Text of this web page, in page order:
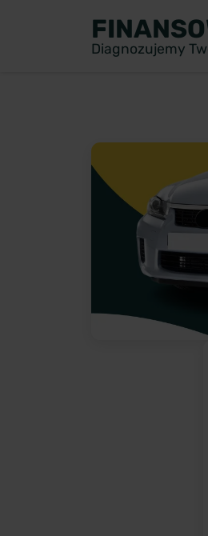
Diagnozujemy